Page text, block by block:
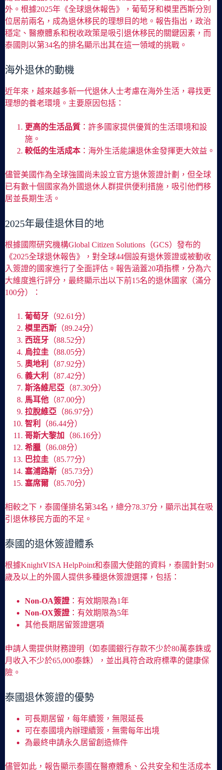
外。根據2025年《全球退休報告》，葡萄牙和模里西斯分別
位居前兩名，成為退休移民的理想目的地。報告指出，政治
穩定、醫療體系和稅收政策是吸引退休移民的關鍵因素，而
泰國則以第34名的排名顯示出其在這一領域的挑戰。
海外退休的動機
近年來，越來越多新一代退休人士考慮在海外生活，尋找更
理想的養老環境。主要原因包括：
更高的生活品質 ：許多國家提供優質的生活環境和設
施。
較低的生活成本：海外生活能讓退休金發揮更大效益。
儘管美國作為全球強國尚未設立官方退休簽證計劃，但全球
已有數十個國家為外國退休人群提供便利措施，吸引他們移
居並長期生活。
2025年最佳退休目的地
根據國際研究機構Global Citizen Solutions（GCS）發布的
《2025全球退休報告》，對全球44個設有退休簽證或被動收
入簽證的國家進行了全面評估。報告涵蓋20項指標，分為六
大維度進行評分，最終顯示出以下前15名的退休國家（滿分
100分）：
葡萄牙 （92.61分）
模里西斯 （89.24分）
西班牙 （88.52分）
烏拉圭 （88.05分）
奧地利
（87.92分）
義大利
（87.42分）
斯洛維尼亞 （87.30分）
馬耳他 （87.00分）
拉脫維亞 （86.97分）
智利
（86.44分）
哥斯大黎加
（86.16分）
希臘 （86.08分）
巴拉圭 （85.77分）
塞浦路斯 （85.73分）
塞席爾 （85.70分）
相較之下，泰國僅排名第34名，總分78.37分，顯示出其在吸
引退休移民方面的不足。
泰國的退休簽證體系
根據KnightVISA HelpPoint和泰國大使館的資料，泰國針對50
歲及以上的外國人提供多種退休簽證選擇，包括：
Non-OA簽證 ：有效期限為1年
Non-OX簽證 ：有效期限為5年
其他長期居留簽證選項
申請人需提供財務證明（如泰國銀行存款不少於80萬泰銖或
月收入不少於65,000泰銖），並出具符合政府標準的健康保
險。
泰國退休簽證的優勢
可長期居留，每年續簽，無限延長
可在泰國境內辦理續簽，無需每年出境
為最終申請永久居留創造條件
儘管如此，報告顯示泰國在醫療體系、公共安全和生活成本